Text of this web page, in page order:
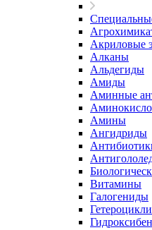
Акриловые
Алканы
Альдегиды
Амиды
Аминные
Амины
Ангидриды
Витамины
Галогениды